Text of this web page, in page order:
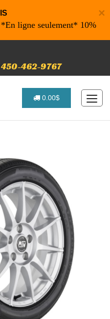
×
ligne seulement* 10% de
462-9767
0.00$